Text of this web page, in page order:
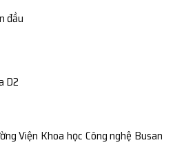
đầu
D2
Viện Khoa học Công nghệ Busan